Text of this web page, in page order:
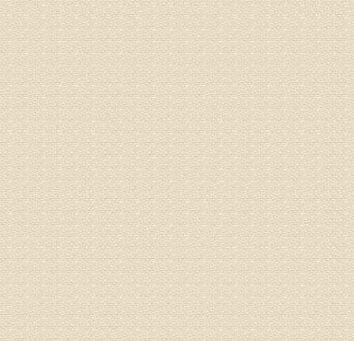
专家回
建议带
姓名：
病情描
专家回
治疗方
理疗、
由于我
姓名
气，一
姓名：